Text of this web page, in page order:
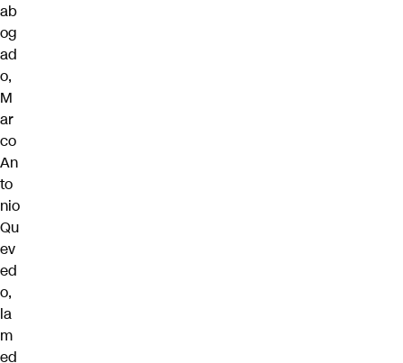
ab
og
ad
o,
M
ar
co
An
to
nio
Qu
ev
ed
o,
la
m
ed